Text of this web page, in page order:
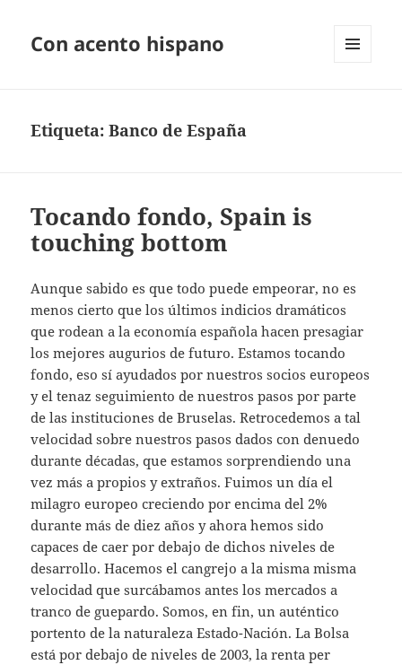
Con acento hispano
Etiqueta:Banco de España
Tocando fondo, Spain is
touching bottom
Aunque sabido es que todo puede empeorar, no es
menos cierto que los últimos indicios dramáticos
que rodean a la economía española hacen presagiar
los mejores augurios de futuro. Estamos tocando
fondo, eso sí ayudados por nuestros socios europeos
y el tenaz seguimiento de nuestros pasos por parte
de las instituciones de Bruselas. Retrocedemos a tal
velocidad sobre nuestros pasos dados con denuedo
durante décadas, que estamos sorprendiendo una
vez más a propios y extraños. Fuimos un día el
milagro europeo creciendo por encima del 2%
durante más de diez años y ahora hemos sido
capaces de caer por debajo de dichos niveles de
desarrollo. Hacemos el cangrejo a la misma misma
velocidad que surcábamos antes los mercados a
tranco de guepardo. Somos, en fin, un auténtico
portento de la naturaleza Estado-Nación. La Bolsa
está por debajo de niveles de 2003, la renta per